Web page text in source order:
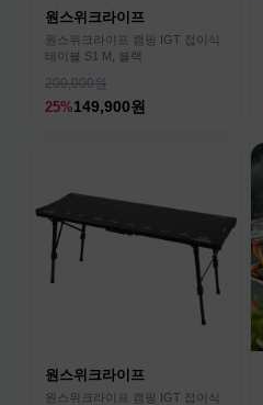
원스위크라이프
원스위크라이프 캠핑 IGT 접이식
테이블 S1 M, 블랙
200,000원
25%149,900원
원스위크라이프
원스위크라이프 캠핑 IGT 접이식